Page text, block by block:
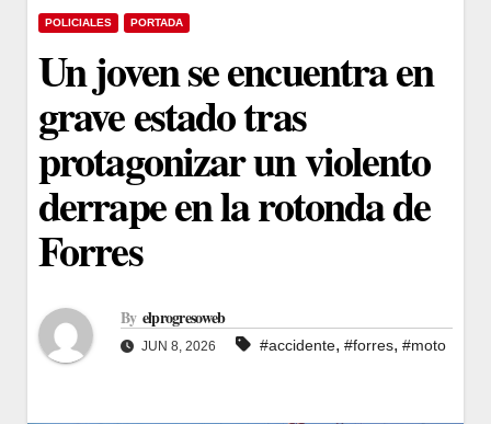
POLICIALES PORTADA
Un joven se encuentra en
grave estado tras
protagonizar un violento
derrape en la rotonda de
Forres
By elprogresoweb
JUN 8, 2026 #accidente, #forres, #moto